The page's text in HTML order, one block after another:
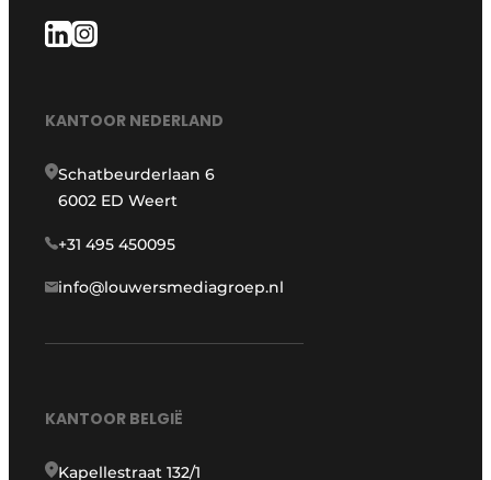
KANTOOR NEDERLAND
Schatbeurderlaan 6
6002 ED Weert
+31 495 450095
info@louwersmediagroep.nl
KANTOOR BELGIË
Kapellestraat 132/1